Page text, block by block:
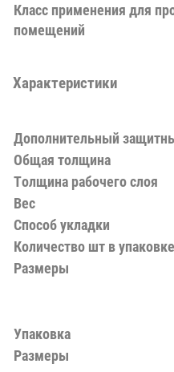
Класс применения для
помещений
Характеристики
Дополнительный
Общая толщина
Толщина рабочего слоя
Вес
Способ укладки
Количество шт в упаковке
Размеры
Упаковка
Размеры